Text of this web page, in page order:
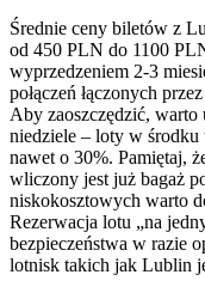
Średnie ceny biletów z
od 450 PLN do 1100
wyprzedzeniem 2-3
połączeń łączonych
Aby zaoszczędzić,
niedziele – loty w
nawet o 30%. Pamiętaj,
wliczony jest już bagaż
niskokosztowych warto
Rezerwacja lotu „na
bezpieczeństwa w razie
lotnisk takich jak Lublin